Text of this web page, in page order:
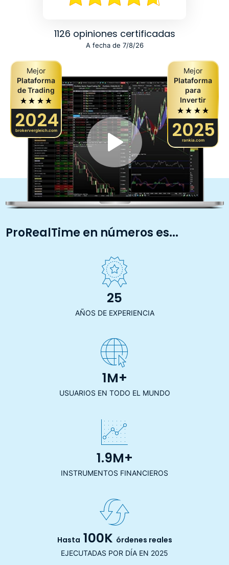
1126 opiniones certificadas
A fecha de 7/8/26
Mejor
Plataforma
para
Invertir
2025
rankia.com
Mejor
Plataforma
de Trading
2024
brokervergleich.com
ProRealTime en números es...
25
AÑOS DE EXPERIENCIA
1M+
USUARIOS EN TODO EL MUNDO
1.9M+
INSTRUMENTOS FINANCIEROS
Hasta 100K órdenes reales
EJECUTADAS POR DÍA EN 2025